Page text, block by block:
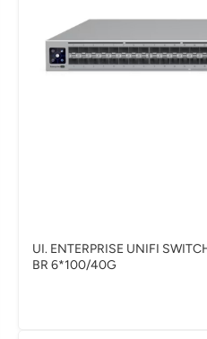
UI. ENTERPRISE UNIFI
BR 6*100/40G